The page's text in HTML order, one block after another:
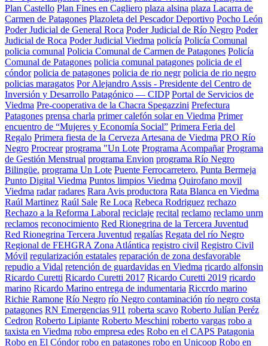
Plan Castello Plan Fines en Cagliero plaza alsina plaza Lacarra de
Carmen de Patagones Plazoleta del Pescador Deportivo Pocho León
Poder Judicial de General Roca Poder Judicial de Río Negro Poder
Judicial de Roca Poder Judicial Viedma policía Policía Comunal
policia comunal Policia Comunal de Carmen de Patagones Policía
Comunal de Patagones policia comunal patagones policia de el
cóndor policia de patagones policia de rio negr policia de rio negro
policias maragatos Por Alejandro Assis - Presidente del Centro de
Inversión y Desarrollo Patagónico — CIDP Portal de Servicios de
Viedma Pre-cooperativa de la Chacra Spegazzini Prefectura
Patagones prensa charla primer calefón solar en Viedma Primer
encuentro de “Mujeres y Economía Social” Primera Feria del
Regalo Primera fiesta de la Cerveza Artesana de Viedma PRO Río
Negro Procrear programa "Un Lote Programa Acompañar Programa
de Gestión Menstrual programa Envion programa Río Negro
Bilingüe. programa Un Lote Puente Ferrocarretero. Punta Bermeja
Punto Digital Viedma Puntos limpios Viedma Quirofano movil
Viedma radar radares Rara Avis productora Rata Blanca en Viedma
Raúl Martinez Raúl Sale Re Loca Rebeca Rodriguez rechazo
Rechazo a la Reforma Laboral reciclaje recital reclamo reclamo unrn
reclamos reconocimiento Red Rionegrina de la Tercera Juventud
Red Rionegrina Tercera Juventud regalías Regata del río Negro
Regional de FEHGRA Zona Atlántica registro civil Registro Civil
Móvil regularización estatales reparación de zona desfavorable
repudio a Vidal retención de guardavidas en Viedma ricardo alfonsin
Ricardo Curetti Ricardo Curetti 2017 Ricardo Curetti 2019 ricardo
marino Ricardo Marino entrega de indumentaria Riccrdo marino
Richie Ramone Río Negro río Negro contaminación río negro costa
patagones RN Emergencias 911 roberta scavo Roberto Julían Peréz
Cedron Roberto Lipiante Roberto Meschini roberto vargas robo a
taxista en Viedma robo empresa edes Robo en el CAPS Patagonia
Robo en El Cóndor robo en patagones robo en Unicoop Robo en